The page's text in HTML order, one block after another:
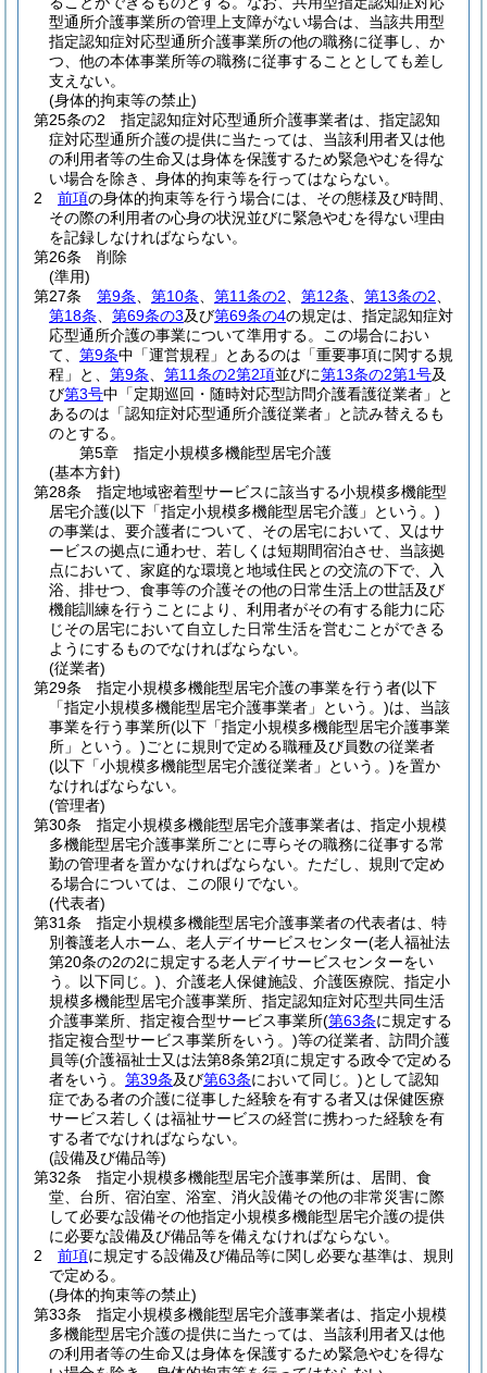
型通所介護事業所の管理上支障がない場合は、当該共用型
指定認知症対応型通所介護事業所の他の職務に従事し、か
つ、他の本体事業所等の職務に従事することとしても差し
支えない。
(身体的拘束等の禁止)
第25条の2
指定認知症対応型通所介護事業者は、指定認知
症対応型通所介護の提供に当たっては、当該利用者又は他
の利用者等の生命又は身体を保護するため緊急やむを得な
い場合を除き、身体的拘束等を行ってはならない。
2
前項の身体的拘束等を行う場合には、その態様及び時間、
その際の利用者の心身の状況並びに緊急やむを得ない理由
を記録しなければならない。
第26条
削除
(準用)
第27条
第9条 第10条 第11条の2 第12条 第13条の2
第18条
第69条の3及び第69条の4の規定は、指定認知症対
応型通所介護の事業について準用する。
この場合におい
て、 第9条中「運営規程」とあるのは「重要事項に関する規
程」と、 第9条 第11条の2第2項並びに第13条の2第1号及
び第3号中「定期巡回・随時対応型訪問介護看護従業者」と
あるのは「認知症対応型通所介護従業者」と読み替えるも
のとする。
第5章
指定小規模多機能型居宅介護
(基本方針)
第28条
指定地域密着型サービスに該当する小規模多機能型
居宅介護(以下「指定小規模多機能型居宅介護」という。)
の事業は、要介護者について、その居宅において、又はサ
ービスの拠点に通わせ、若しくは短期間宿泊させ、当該拠
点において、家庭的な環境と地域住民との交流の下で、入
浴、排せつ、食事等の介護その他の日常生活上の世話及び
機能訓練を行うことにより、利用者がその有する能力に応
じその居宅において自立した日常生活を営むことができる
ようにするものでなければならない。
(従業者)
第29条
指定小規模多機能型居宅介護の事業を行う者(以下
「指定小規模多機能型居宅介護事業者」という。)は、当該
事業を行う事業所(以下「指定小規模多機能型居宅介護事業
所」という。)ごとに規則で定める職種及び員数の従業者
(以下「小規模多機能型居宅介護従業者」という。)を置か
なければならない。
(管理者)
第30条
指定小規模多機能型居宅介護事業者は、指定小規模
多機能型居宅介護事業所ごとに専らその職務に従事する常
勤の管理者を置かなければならない。 ただし、規則で定め
る場合については、この限りでない。
(代表者)
第31条
指定小規模多機能型居宅介護事業者の代表者は、特
別養護老人ホーム、老人デイサービスセンター(老人福祉法
第20条の2の2に規定する老人デイサービスセンターをい
う。以下同じ。) 、介護老人保健施設、介護医療院、指定小
規模多機能型居宅介護事業所、指定認知症対応型共同生活
介護事業所、指定複合型サービス事業所(第63条に規定する
指定複合型サービス事業所をいう。)等の従業者、訪問介護
員等(介護福祉士又は法第8条第2項に規定する政令で定める
者をいう。 第39条及び第63条において同じ。)として認知
症である者の介護に従事した経験を有する者又は保健医療
サービス若しくは福祉サービスの経営に携わった経験を有
する者でなければならない。
(設備及び備品等)
第32条
指定小規模多機能型居宅介護事業所は、居間、食
堂、台所、宿泊室、浴室、消火設備その他の非常災害に際
して必要な設備その他指定小規模多機能型居宅介護の提供
に必要な設備及び備品等を備えなければならない。
2
前項に規定する設備及び備品等に関し必要な基準は、規則
で定める。
(身体的拘束等の禁止)
第33条
指定小規模多機能型居宅介護事業者は、指定小規模
多機能型居宅介護の提供に当たっては、当該利用者又は他
の利用者等の生命又は身体を保護するため緊急やむを得な